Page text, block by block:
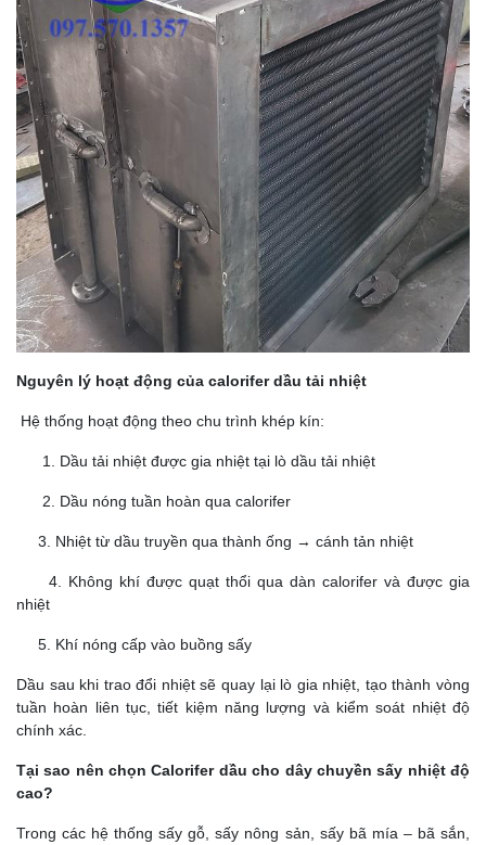
Nguyên lý hoạt động của calorifer dầu tải nhiệt
Hệ thống hoạt động theo chu trình khép kín:
1. Dầu tải nhiệt được gia nhiệt tại lò dầu tải nhiệt
2. Dầu nóng tuần hoàn qua calorifer
3. Nhiệt từ dầu truyền qua thành ống → cánh tản nhiệt
4. Không khí được quạt thổi qua dàn calorifer và được gia
nhiệt
5. Khí nóng cấp vào buồng sấy
Dầu sau khi trao đổi nhiệt sẽ quay lại lò gia nhiệt, tạo thành vòng
tuần hoàn liên tục, tiết kiệm năng lượng và kiểm soát nhiệt độ
chính xác.
Tại sao nên chọn Calorifer dầu cho dây chuyền sấy nhiệt độ
cao?
Trong các hệ thống sấy gỗ, sấy nông sản, sấy bã mía – bã sắn,